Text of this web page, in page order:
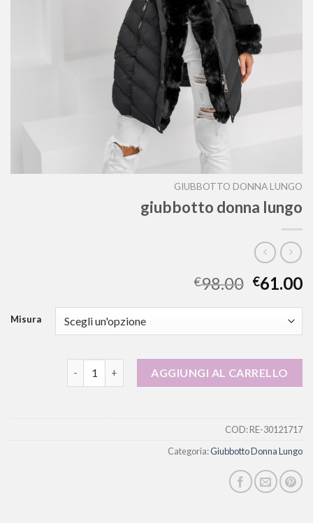
GIUBBOTTO DONNA LUNGO
giubbotto donna lungo
€98.00 €61.00
Misura
AGGIUNGI AL CARRELLO
COD:RE-30121717
Categoria:Giubbotto Donna Lungo